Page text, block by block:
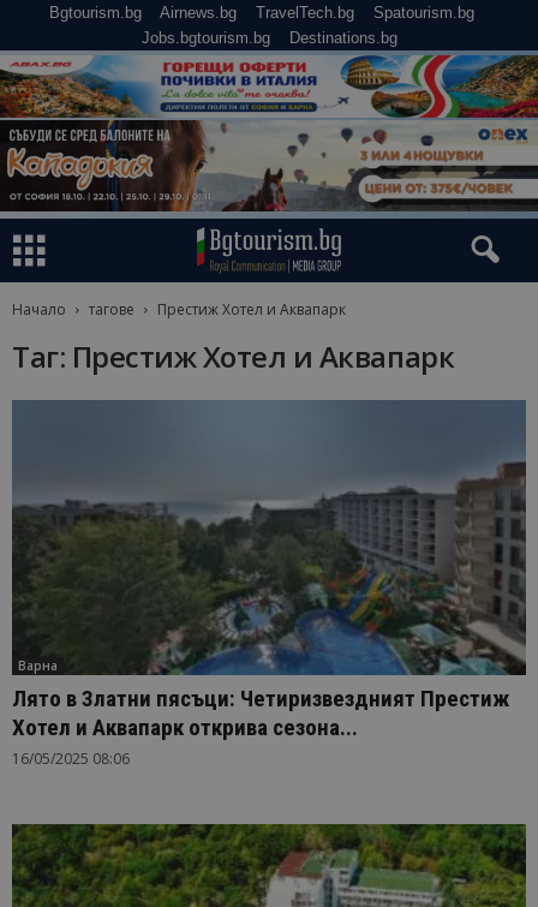
Bgtourism.bg Airnews.bg TravelTech.bg
Spatourism.bg
Jobs.bgtourism.bg
Destinations.bg
Начало тагове Престиж Хотел и Аквапарк
Таг: Престиж Хотел и Аквапарк
Варна
Лято в Златни пясъци: Четиризвездният Престиж
Хотел и Аквапарк открива сезона...
16/05/2025 08:06